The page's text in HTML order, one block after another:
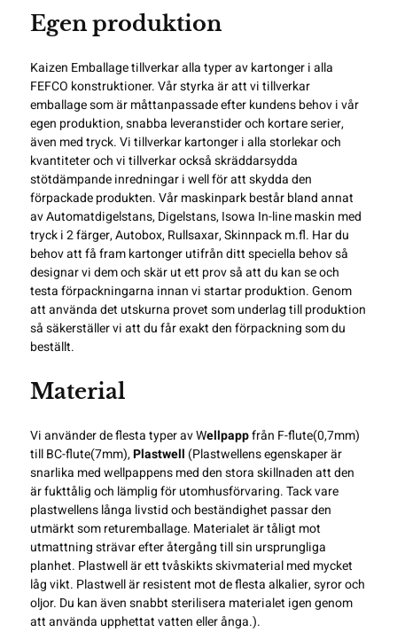
Egen produktion
Kaizen Emballage tillverkar alla typer av kartonger i alla
FEFCO konstruktioner. Vår styrka är att vi tillverkar
emballage som är måttanpassade efter kundens behov i vår
egen produktion, snabba leveranstider och kortare serier,
även med tryck. Vi tillverkar kartonger i alla storlekar och
kvantiteter och vi tillverkar också skräddarsydda
stötdämpande inredningar i well för att skydda den
förpackade produkten. Vår maskinpark består bland annat
avAutomatdigelstans, Digelstans,Isowa In-line maskin med
tryck i 2 färger, Autobox, Rullsaxar,Skinnpackm.fl. Har du
behov att få fram kartonger utifrån ditt speciella behov så
designar vi dem och skär ut ett prov så att du kan se och
testa förpackningarna innan vi startar produktion. Genom
att använda det utskurna provet som underlag tillproduktion
så säkerställer vi att du får exakt den förpackning som du
beställt.
Material
Vi använder de flesta typer av Wellpappfrån F-flute(0,7mm)
till BC-flute(7mm),Plastwell (Plastwellens egenskaper är
snarlika med wellpappens med den stora skillnaden att den
är fukttålig och lämplig för utomhusförvaring. Tack vare
plastwellens långa livstid och beständighet passar den
utmärkt som returemballage. Materialet är tåligt mot
utmattning strävar efter återgång till sin ursprungliga
planhet. Plastwell är ett tvåskikts skivmaterial med mycket
låg vikt. Plastwell är resistent mot de flesta alkalier, syror och
oljor. Du kan även snabbt sterilisera materialet igen genom
att använda upphettat vatten eller ånga.).